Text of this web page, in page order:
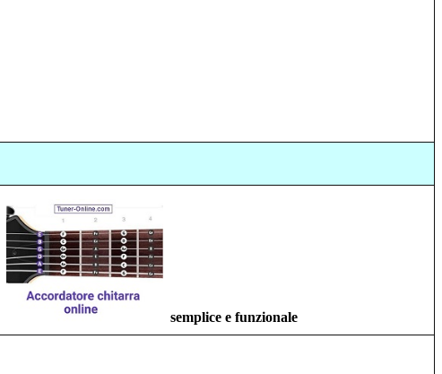
semplice e funzionale